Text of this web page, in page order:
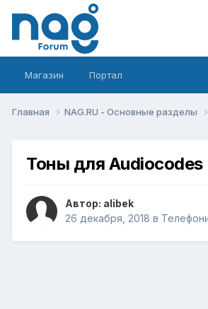
Магазин Портал
Главная NAG.RU - Основные разделы
Тоны для Audiocodes
Автор: alibek
26 декабря, 2018 в